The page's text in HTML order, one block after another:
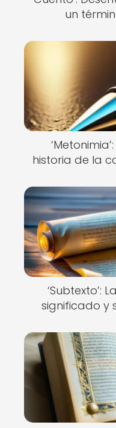
un
historia de la
‘Subtexto’:
significado y